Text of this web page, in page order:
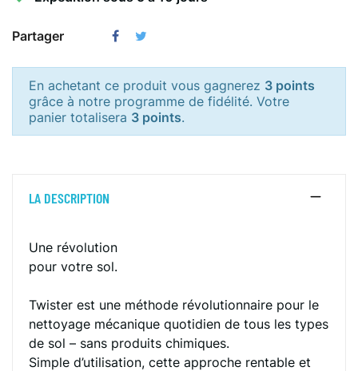
Partager
En achetant ce produit vous gagnerez 3 points
grâce à notre programme de fidélité. Votre
panier totalisera 3 points.
LA DESCRIPTION
Une révolution
pour votre sol.
Twister est une méthode révolutionnaire pour le
nettoyage mécanique quotidien de tous les types
de sol – sans produits chimiques.
Simple d’utilisation, cette approche rentable et